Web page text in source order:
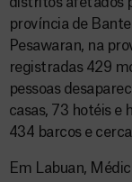
província de
Pesawaran, na
registradas 429
pessoas
casas, 73 hotéis e
434 barcos e
Em Labuan,